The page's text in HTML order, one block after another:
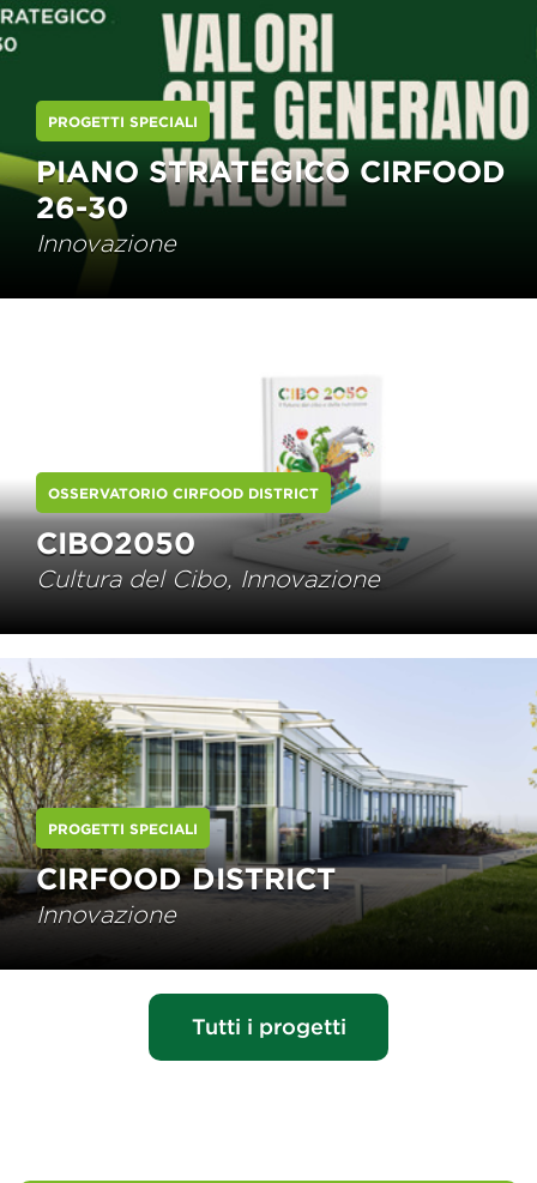
PROGETTI SPECIALI
PIANO STRATEGICO CIRFOOD
26-30
Innovazione
OSSERVATORIO CIRFOOD DISTRICT
CIBO2050
Cultura del Cibo, Innovazione
PROGETTI SPECIALI
CIRFOOD DISTRICT
Innovazione
Tutti i progetti